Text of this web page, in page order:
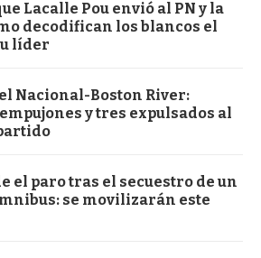
Lacalle Pou envió al PN y la
decodifican los blancos el
líder
Nacional-Boston River:
y tres expulsados al
el paro tras el secuestro de un
se movilizarán este